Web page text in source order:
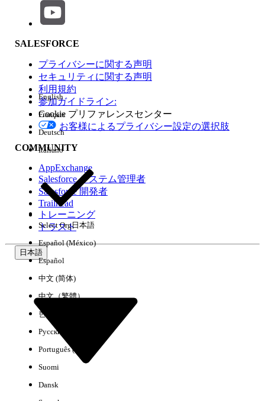
機能の影響
エディション
環境
SALESFORCE
プライバシーに関する声明
セキュリティに関する声明
利用規約
参加ガイドライン:
Cookie プリファレンスセンター
お客様によるプライバシー設定の選択肢
COMMUNITY
AppExchange
Salesforce システム管理者
Salesforce 開発者
Trailhead
トレーニング
トラスト
日本語
English
Français
Deutsch
Italiano
Select Org日本語
Español (México)
Español
中文 (简体)
中文（繁體）
한국어
Русский
Português (Brasil)
Suomi
Dansk